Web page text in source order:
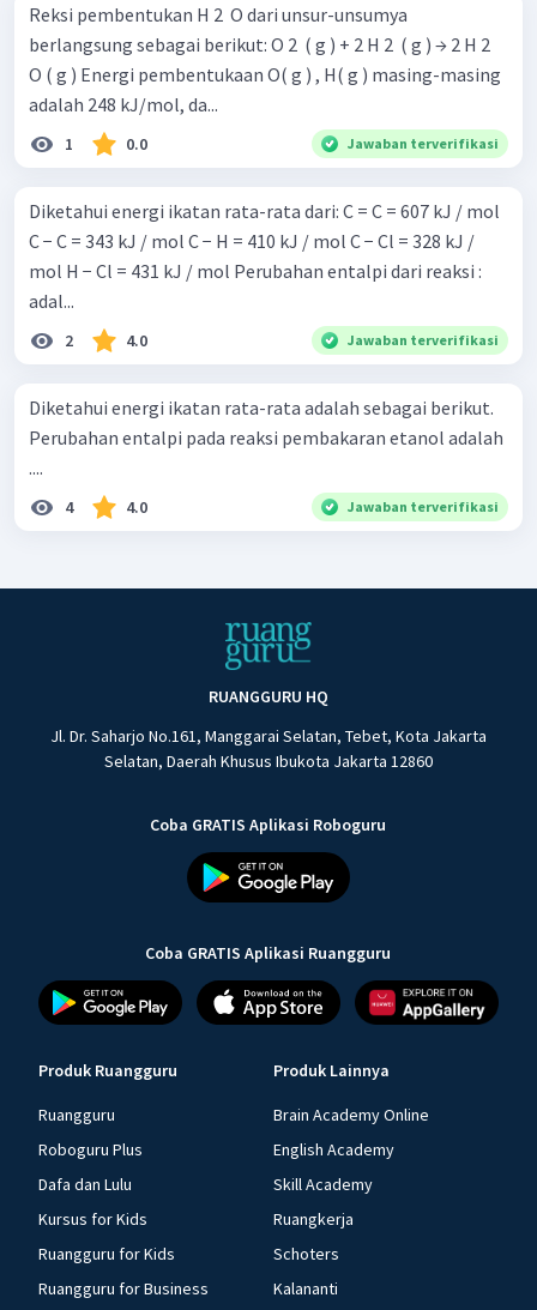
Reksi pembentukan H 2 ​ O dari unsur-unsumya
berlangsung sebagai berikut: O 2 ​ ( g ) + 2 H 2 ​ ( g ) → 2 H 2 ​
O ( g ) Energi pembentukaan O( g ) , H( g ) masing-masing
adalah 248 kJ/mol, da...
1 0.0 Jawaban terverifikasi
Diketahui energi ikatan rata-rata dari: C = C = 607 kJ / mol
C − C = 343 kJ / mol C − H = 410 kJ / mol C − Cl = 328 kJ /
mol H − Cl = 431 kJ / mol Perubahan entalpi dari reaksi :
adal...
2 4.0 Jawaban terverifikasi
Diketahui energi ikatan rata-rata adalah sebagai berikut.
Perubahan entalpi pada reaksi pembakaran etanol adalah
....
4 4.0 Jawaban terverifikasi
RUANGGURU HQ
Jl. Dr. Saharjo No.161, Manggarai Selatan, Tebet, Kota Jakarta
Selatan, Daerah Khusus Ibukota Jakarta 12860
Coba GRATIS Aplikasi Roboguru
Coba GRATIS Aplikasi Ruangguru
Produk Ruangguru
Ruangguru
Roboguru Plus
Dafa dan Lulu
Kursus for Kids
Ruangguru for Kids
Ruangguru for Business
Produk Lainnya
Brain Academy Online
English Academy
Skill Academy
Ruangkerja
Schoters
Kalananti